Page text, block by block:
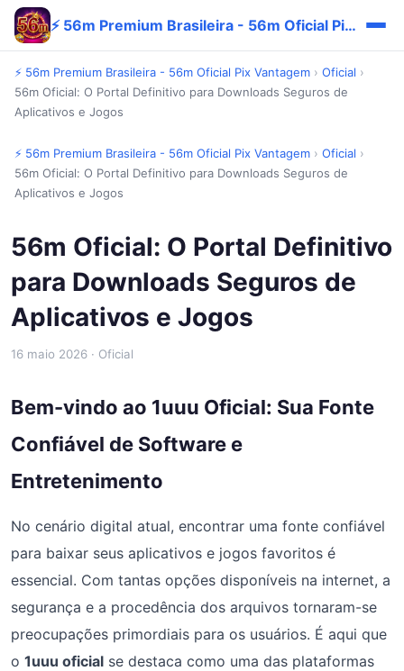
⚡ 56m Premium Brasileira - 56m Oficial Pix Vantagem
⚡ 56m Premium Brasileira - 56m Oficial Pix Vantagem › Oficial ›
56m Oficial: O Portal Definitivo para Downloads Seguros de
Aplicativos e Jogos
⚡ 56m Premium Brasileira - 56m Oficial Pix Vantagem › Oficial ›
56m Oficial: O Portal Definitivo para Downloads Seguros de
Aplicativos e Jogos
56m Oficial: O Portal Definitivo
para Downloads Seguros de
Aplicativos e Jogos
16 maio 2026 · Oficial
Bem-vindo ao 1uuu Oficial: Sua Fonte
Confiável de Software e
Entretenimento
No cenário digital atual, encontrar uma fonte confiável
para baixar seus aplicativos e jogos favoritos é
essencial. Com tantas opções disponíveis na internet, a
segurança e a procedência dos arquivos tornaram-se
preocupações primordiais para os usuários. É aqui que
o 1uuu oficial se destaca como uma das plataformas